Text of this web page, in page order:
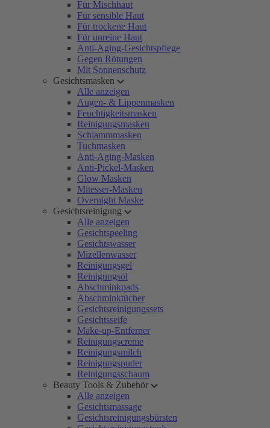
Für Mischhaut
Für sensible Haut
Für trockene Haut
Für unreine Haut
Anti-Aging-Gesichtspflege
Gegen Rötungen
Mit Sonnenschutz
Gesichtsmasken
Alle anzeigen
Augen- & Lippenmasken
Feuchtigkeitsmasken
Reinigungsmasken
Schlammmasken
Tuchmasken
Anti-Aging-Masken
Anti-Pickel-Masken
Glow Masken
Mitesser-Masken
Overnight Maske
Gesichtsreinigung
Alle anzeigen
Gesichtspeeling
Gesichtswasser
Mizellenwasser
Reinigungsgel
Reinigungsöl
Abschminkpads
Abschminktücher
Gesichtsreinigungssets
Gesichtsseife
Make-up-Entferner
Reinigungscreme
Reinigungsmilch
Reinigungspuder
Reinigungsschaum
Beauty Tools & Zubehör
Alle anzeigen
Gesichtsmassage
Gesichtsreinigungsbürsten